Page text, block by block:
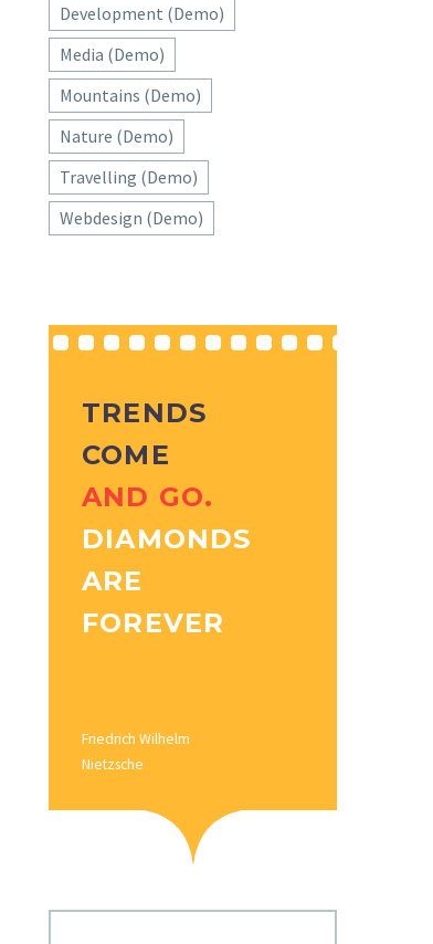
Development (Demo)
Media (Demo)
Mountains (Demo)
Nature (Demo)
Travelling (Demo)
Webdesign (Demo)
TRENDS
COME
AND GO.
DIAMONDS
ARE
FOREVER
Friedrich Wilhelm
Nietzsche